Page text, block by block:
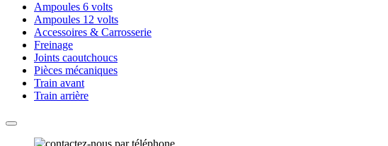
Ampoules 6 volts
Ampoules 12 volts
Accessoires & Carrosserie
Freinage
Joints caoutchoucs
Pièces mécaniques
Train avant
Train arrière